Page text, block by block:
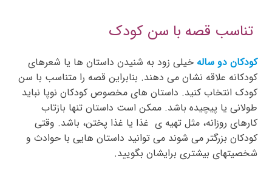
تناسب قصه با سن کودک
کودکان دو ساله خیلی زود به شنیدن داستان ها یا شعرهای
کودکانه علاقه نشان می دهند. بنابراین قصه را متناسب با سن
کودک انتخاب کنید. داستان های مخصوص کودکان نوپا نباید
طولانی یا پیچیده باشد. ممکن است داستان تنها بازتاب
کارهای روزانه، مثل تهیه ی غذا یا غذا پختن، باشد. وقتی
کودکان بزرگتر می شوند می توانید داستان هایی با حوادث و
شخصیتهای بیشتری برایشان بگویید.